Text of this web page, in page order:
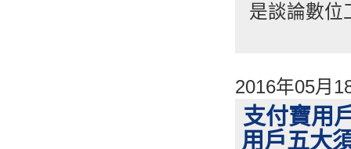
是談論數位
2016年05月
支付寶用
用戶五大